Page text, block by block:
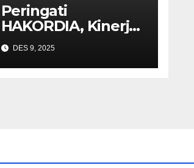
Peringati
HAKORDIA, Kinerja
Pidsus Kejati
Banten selaras
dengan amanat
DES 9, 2025